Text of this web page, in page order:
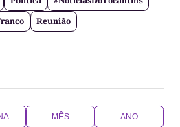
Reunião
MÊS ANO